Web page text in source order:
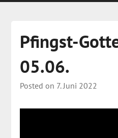
Pfingst-
05.06.
Posted on 7. Juni 2022